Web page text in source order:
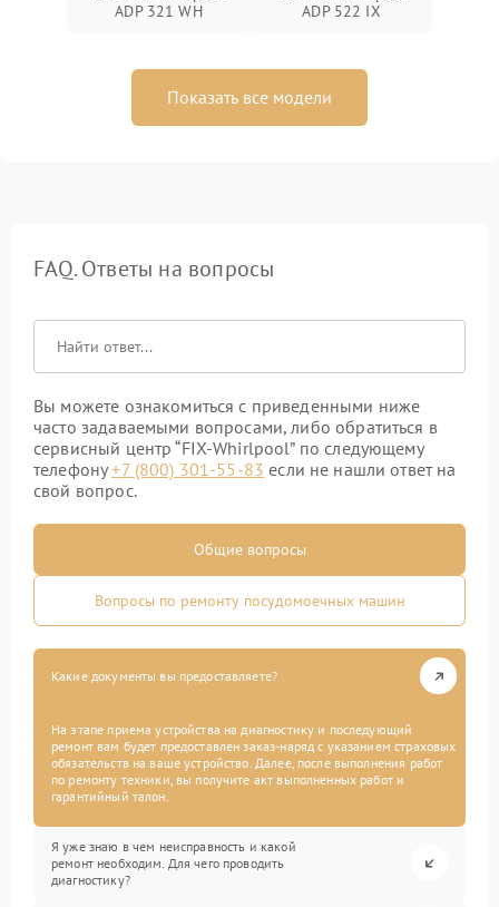
ADP 321 WH
ADP 522 IX
Показать все модели
FAQ. Ответы на вопросы
Вы можете ознакомиться с приведенными ниже
часто задаваемыми вопросами, либо обратиться в
сервисный центр “FIX-Whirlpool” по следующему
телефону+7 (800) 301-55-83 если не нашли ответ на
свой вопрос.
Общие вопросы
Вопросы по ремонту посудомоечных машин
Какие документы вы предоставляете?
На этапе приема устройства на диагностику и последующий
ремонт вам будет предоставлен заказ-наряд с указанием страховых
обязательств на ваше устройство. Далее, после выполнения работ
по ремонту техники, вы получите акт выполненных работ и
гарантийный талон.
Я уже знаю в чем неисправность и какой
ремонт необходим. Для чего проводить
диагностику?